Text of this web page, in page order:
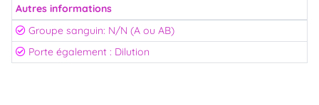
Autres informations
Groupe sanguin: N/N (A ou AB)
Porte également : Dilution